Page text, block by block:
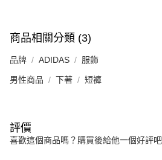
商品相關分類 (3)
品牌 ADIDAS 服飾
男性商品 下著 短褲
評價
喜歡這個商品嗎？購買後給他一個好評吧